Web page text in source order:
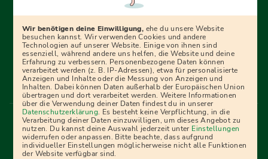
begleiten dich Schritt für Schritt bei deinem Start in den
Ratgebern und Prüfungspaketen, interaktiven
Videokursen und vielem mehr. Für alle, die was werden
wollen!
Menü Fußleiste
Impressum Bildquellen Presse
Mediadaten
Partner
AGB Datenschutz
Widerrufsbelehrung
Bestellung
Affiliate Partner Cookies
Wir benötigen deine Einwilligung, ehe du unsere Website
besuchen kannst. Wir verwenden Cookies und andere
Technologien auf unserer Website. Einige von ihnen sind
essenziell, während andere uns helfen, die Website und deine
Erfahrung zu verbessern. Personenbezogene Daten können
verarbeitet werden (z. B. IP-Adressen), etwa für personalisierte
Anzeigen und Inhalte oder die Messung von Anzeigen und
Inhalten. Dabei können Daten außerhalb der Europäischen Union
übertragen und dort verarbeitet werden. Weitere Informationen
über die Verwendung deiner Daten findest du in unserer
Datenschutzerklärung. Es besteht keine Verpflichtung, in die
Verarbeitung deiner Daten einzuwilligen, um dieses Angebot zu
nutzen. Du kannst deine Auswahl jederzeit unter Einstellungen
widerrufen oder anpassen. Bitte beachte, dass aufgrund
individueller Einstellungen möglicherweise nicht alle Funktionen
der Website verfügbar sind.